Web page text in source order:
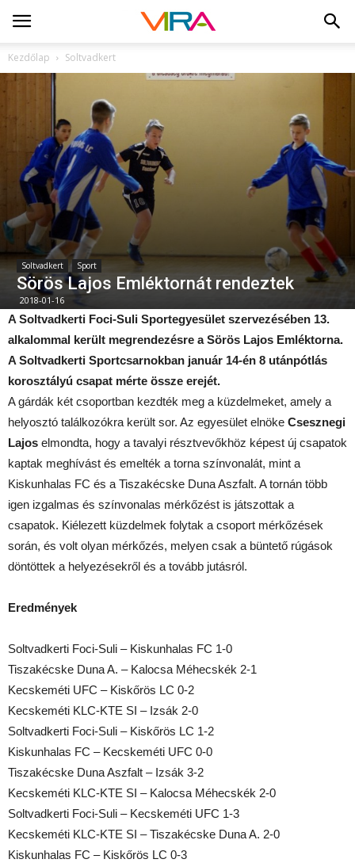
Kezdőlap Soltvadkert
Soltvadkert Sport
Sörös Lajos Emléktornát rendeztek
2018-01-16
A Soltvadkerti Foci-Suli Sportegyesület szervezésében 13.
alkalommal került megrendezésre a Sörös Lajos Emléktorna.
A Soltvadkerti Sportcsarnokban január 14-én 8 utánpótlás
korosztályú csapat mérte össze erejét.
A gárdák két csoportban kezdték meg a küzdelmeket, amely a
helyosztó találkozókra került sor. Az egyesület elnöke Csesznegi
Lajos elmondta, hogy a tavalyi résztvevőkhöz képest új csapatok
kaptak meghívást és emelték a torna színvonalát, mint a
Kiskunhalas FC és a Tiszakécske Duna Aszfalt. A tornán több
igen izgalmas és színvonalas mérkőzést is játszottak a
csapatok. Kiélezett küzdelmek folytak a csoport mérkőzések
során, és volt olyan mérkőzés, melyen csak a büntető rúgások
döntöttek a helyezésekről és a tovább jutásról.
Eredmények
Soltvadkerti Foci-Suli – Kiskunhalas FC 1-0
Tiszakécske Duna A. – Kalocsa Méhecskék 2-1
Kecskeméti UFC – Kiskőrös LC 0-2
Kecskeméti KLC-KTE SI – Izsák 2-0
Soltvadkerti Foci-Suli – Kiskőrös LC 1-2
Kiskunhalas FC – Kecskeméti UFC 0-0
Tiszakécske Duna Aszfalt – Izsák 3-2
Kecskeméti KLC-KTE SI – Kalocsa Méhecskék 2-0
Soltvadkerti Foci-Suli – Kecskeméti UFC 1-3
Kecskeméti KLC-KTE SI – Tiszakécske Duna A. 2-0
Kiskunhalas FC – Kiskőrös LC 0-3